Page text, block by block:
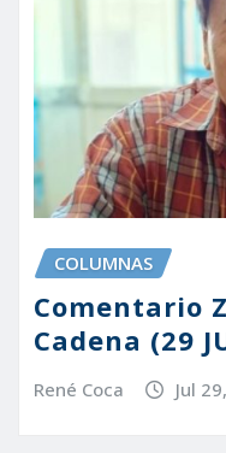
COLUMNAS
Comentario
Cadena (29
René Coca Jul